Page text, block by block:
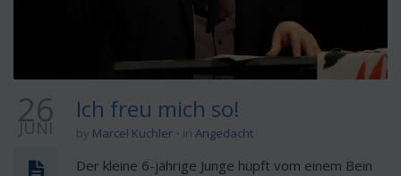
26
JUNI
Ich freu mich so!
by Marcel Kuchler in Angedacht
Der kleine 6-jährige Junge hüpft vom einem Bein